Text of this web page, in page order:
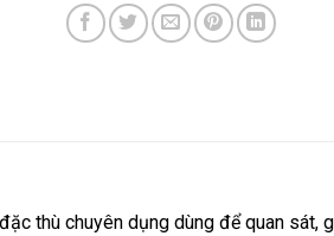
thù chuyên dụng dùng để quan sát,